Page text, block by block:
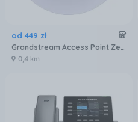
od 449 zł
Grandstream Access Point Zew. Gwn 7605Lr (GWN7605LR)
0,4 km